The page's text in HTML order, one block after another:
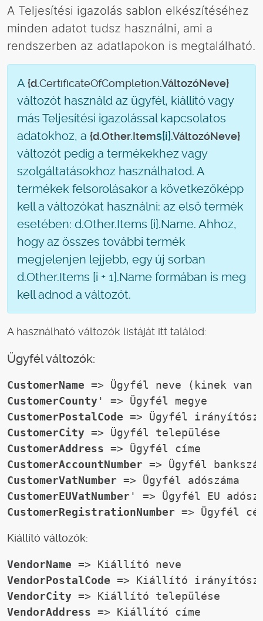
A Teljesítési igazolás sablon elkészítéséhez
minden adatot tudsz használni, ami a
rendszerben az adatlapokon is megtalálható.
A {d.CertificateOfCompletion.VáltozóNeve}
változót használd az ügyfél, kiállító vagy
más Teljesítési igazolással kapcsolatos
adatokhoz, a {d.Other.Items[i].VáltozóNeve}
változót pedig a termékekhez vagy
szolgáltatásokhoz használhatod. A
termékek felsorolásakor a következőképp
kell a változókat használni: az első termék
esetében: d.Other.Items [i].Name. Ahhoz,
hogy az összes további termék
megjelenjen lejjebb, egy új sorban
d.Other.Items [i + 1].Name formában is meg
kell adnod a változót.
A használható változók listáját itt találod:
Ügyfél változók:
CustomerName => Ügyfél neve (kinek
CustomerCounty ' => Ügyfél megye
CustomerPostalCode => Ügyfél
CustomerCity => Ügyfél települése
CustomerAddress => Ügyfél címe
CustomerAccountNumber => Ügyfél
CustomerVatNumber => Ügyfél adószáma
CustomerEUVatNumber ' => Ügyfél EU
CustomerRegistrationNumber
Kiállító változók:
VendorName => Kiállító neve
VendorPostalCode => Kiállító
VendorCity => Kiállító települése
VendorAddress => Kiállító címe